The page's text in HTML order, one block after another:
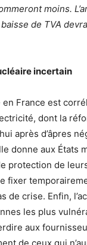
moins.
de TVA
incertain
France est
dont la
après d’âpres
donne aux États
protection de
fixer
de crise. Enfin,
les plus
aux